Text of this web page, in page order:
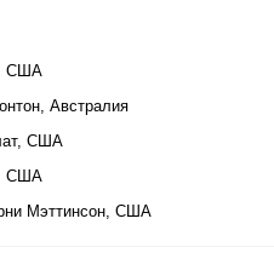
США
Австралия
США
США
Мэттинсон, США